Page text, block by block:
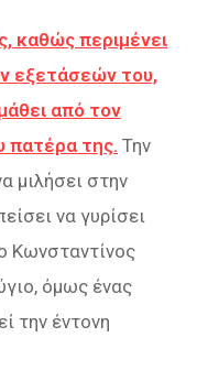
καθώς περιμένει
εξετάσεών του,
από τον
πατέρα της. Την
μιλήσει στην
να γυρίσει
Κωνσταντίνος
όμως ένας
την έντονη